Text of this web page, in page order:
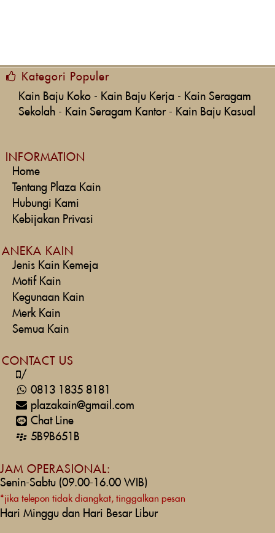
Kategori Populer
Kain Baju Koko - Kain Baju Kerja - Kain Seragam
Sekolah - Kain Seragam Kantor- Kain Baju Kasual
INFORMATION
Home
Tentang Plaza Kain
Hubungi Kami
Kebijakan Privasi
ANEKA KAIN
Jenis Kain Kemeja
Motif Kain
Kegunaan Kain
Merk Kain
Semua Kain
CONTACT US
/
0813 1835 8181
plazakain@gmail.com
Chat Line
5B9B651B
JAM OPERASIONAL:
Senin-Sabtu (09.00-16.00 WIB)
*jika telepon tidak diangkat, tinggalkan pesan
Hari Minggu dan Hari Besar Libur